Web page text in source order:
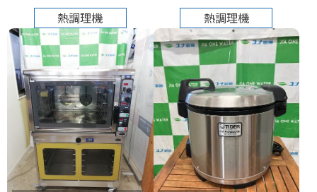
熱調理機 熱調理機